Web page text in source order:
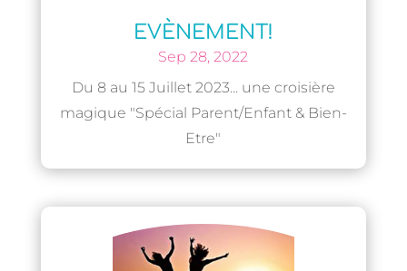
EVÈNEMENT!
Sep 28, 2022
Du 8 au 15 Juillet 2023... une croisière
magique "Spécial Parent/Enfant & Bien-
Etre"